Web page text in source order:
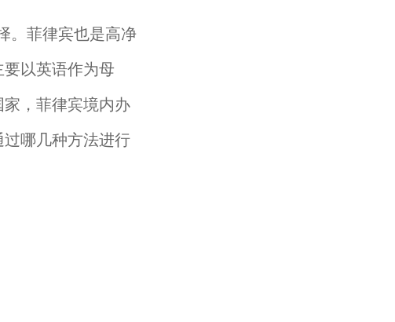
菲律宾也是高净
以英语作为母
，菲律宾境内办
过哪几种方法进行